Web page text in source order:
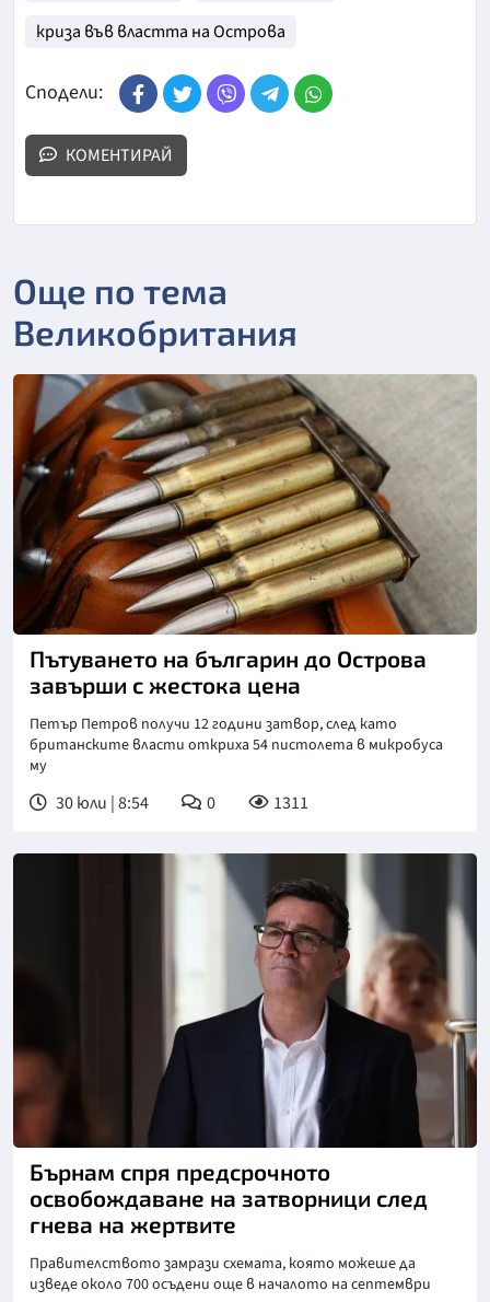
криза във властта на Острова
Сподели:
КОМЕНТИРАЙ
Още по тема
Великобритания
Пътуването на българин до Острова
завърши с жестока цена
Петър Петров получи 12 години затвор, след като
британските власти откриха 54 пистолета в микробуса
му
30 юли | 8:54 0 1311
Снимка: ПА Медия
Бърнам спря предсрочното
освобождаване на затворници след
гнева на жертвите
Правителството замрази схемата, която можеше да
изведе около 700 осъдени още в началото на септември